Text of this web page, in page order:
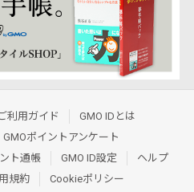
利用ガイド
GMO IDとは
GMOポイントアンケート
ト通帳 GMO ID設定
ヘルプ
規約
Cookieポリシー